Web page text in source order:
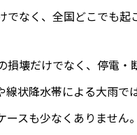
なく、全国どこでも起
損壊だけでなく、停電
状降水帯による大雨
スも少なくありません